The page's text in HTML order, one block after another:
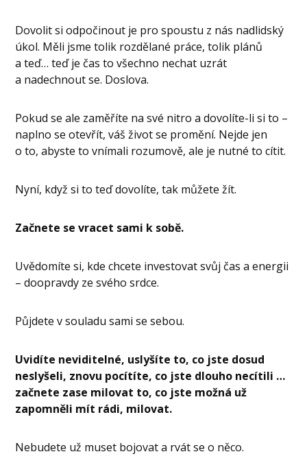
Dovolit si odpočinout je pro spoustu z nás nadlidský
úkol. Měli jsme tolik rozdělané práce, tolik plánů
a teď… teď je čas to všechno nechat uzrát
a nadechnout se. Doslova.
Pokud se ale zaměříte na své nitro a dovolíte-li si to –
naplno se otevřít, váš život se promění. Nejde jen
o to, abyste to vnímali rozumově, ale je nutné to cítit.
Nyní, když si to teď dovolíte, tak můžete žít.
Začnete se vracet sami k sobě.
Uvědomíte si, kde chcete investovat svůj čas a energii
– doopravdy ze svého srdce.
Půjdete v souladu sami se sebou.
Uvidíte neviditelné, uslyšíte to, co jste dosud
neslyšeli, znovu pocítíte, co jste dlouho necítili …
začnete zase milovat to, co jste možná už
zapomněli mít rádi, milovat.
Nebudete už muset bojovat a rvát se o něco.